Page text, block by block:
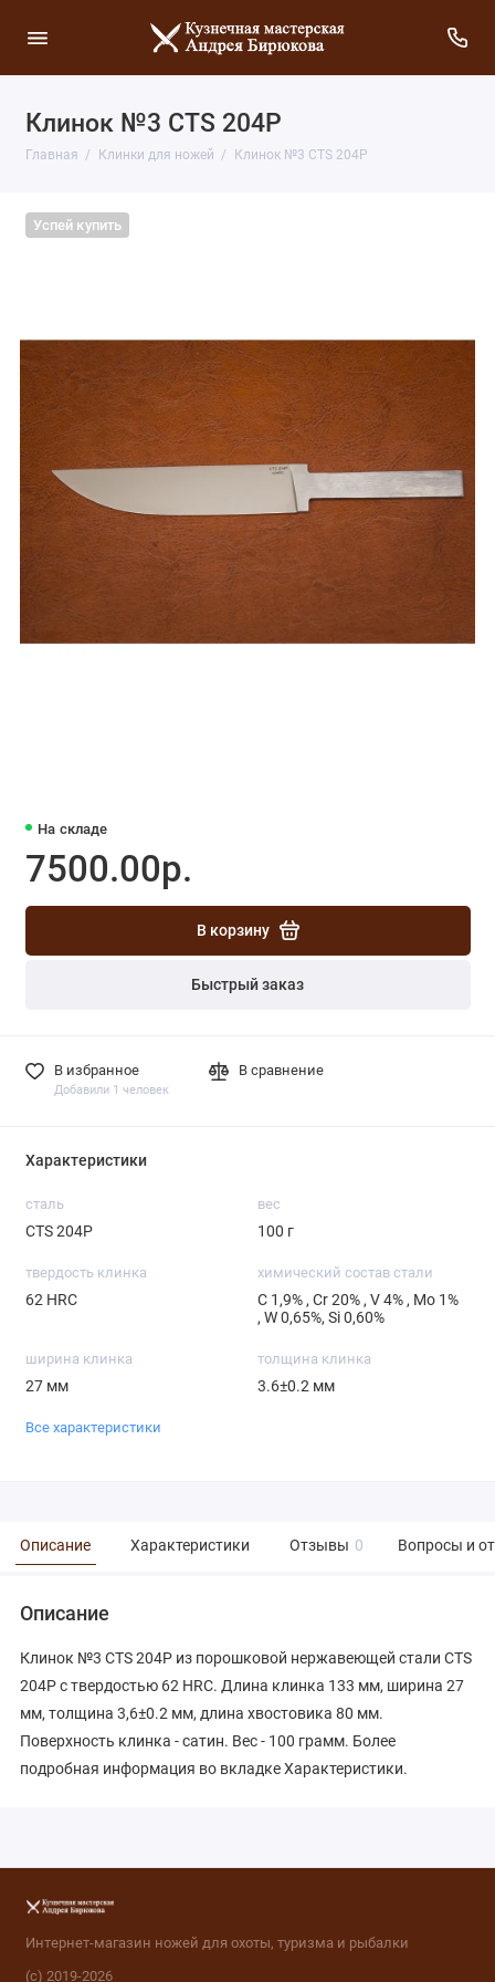
Клинок №3 CTS 204P
Главная Клинки для ножей Клинок №3 CTS 204P
Успей купить
На складе
7500.00р.
В корзину
Быстрый заказ
В избранное
Добавили 1 человек
В сравнение
Характеристики
сталь
CTS 204P
вес
100 г
твердость клинка
62 HRC
химический состав стали
С 1,9% , Cr 20% , V 4% , Mo 1%
, W 0,65%, Si 0,60%
ширина клинка
27 мм
толщина клинка
3.6±0.2 мм
Все характеристики
Описание Характеристики Отзывы 0 Вопросы и
Описание
Клинок №3 CTS 204P из порошковой нержавеющей стали CTS
204P с твердостью 62 HRC. Длина клинка 133 мм, ширина 27
мм, толщина 3,6±0.2 мм, длина хвостовика 80 мм.
Поверхность клинка - сатин. Вес - 100 грамм. Более
подробная информация во вкладке Характеристики.
Интернет-магазин ножей для охоты, туризма и рыбалки
(с) 2019-2026